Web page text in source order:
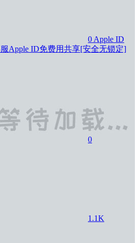
0 Apple ID
Apple ID免费用共享[安全无锁定]
0
1.1K